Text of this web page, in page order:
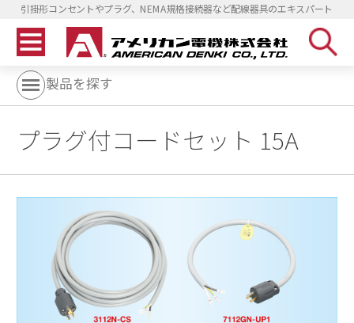
引掛形コンセントやプラグ、NEMA規格接続器など配線器具のエキスパート
製品を探す
プラグ付コードセット 15A